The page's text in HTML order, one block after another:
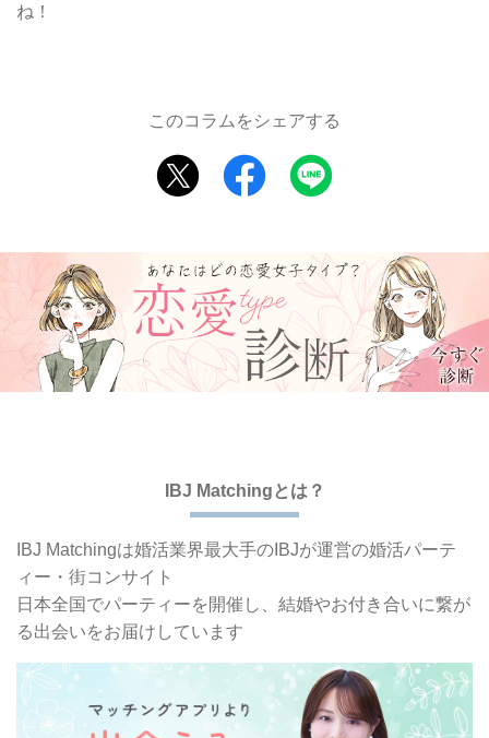
ね！
このコラムをシェアする
IBJ Matchingとは？
IBJ Matchingは婚活業界最大手の IBJが運営の婚活パーテ
ィー・街コンサイト
日本全国でパーティーを開催し、 結婚やお付き合いに繋が
る出会いをお届けしています